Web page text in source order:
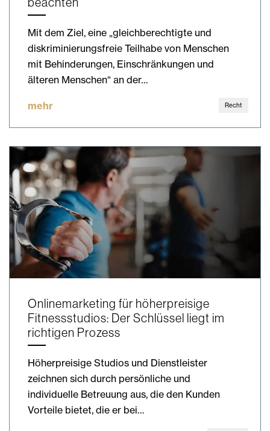
Mit dem Ziel, eine „gleichberechtigte und
diskriminierungsfreie Teilhabe von Menschen
mit Behinderungen, Einschränkungen und
älteren Menschen“ an der…
mehr Recht
Onlinemarketing für höherpreisige
Fitnessstudios: Der Schlüssel liegt im
richtigen Prozess
Höherpreisige Studios und Dienstleister
zeichnen sich durch persönliche und
individuelle Betreuung aus, die den Kunden
Vorteile bietet, die er bei…